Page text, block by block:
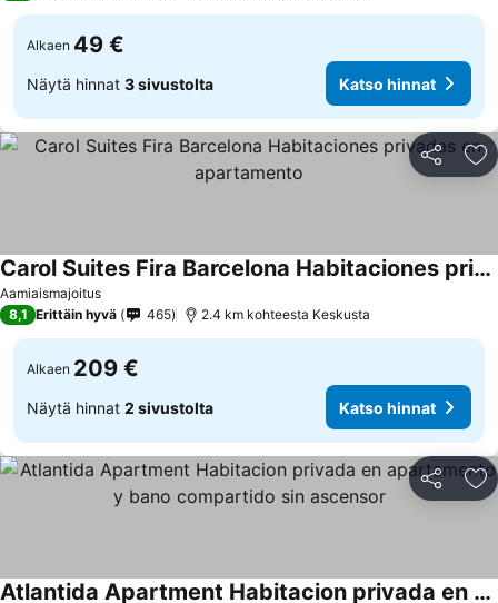
Alkaen 49 €
Näytä hinnat 3 sivustolta Katso hinnat
Jaa
Aamiaismajoitus
Carol Suites Fira Barcelona Habitaciones privadas en apartamento
Katso hinnat
8,1 Erittäin hyvä 465 2.4 km kohteesta Keskusta
Alkaen 209 €
Näytä hinnat 2 sivustolta Katso hinnat
Jaa
Atlantida Apartment Habitacion privada en apartamento y bano compartido sin ascensor